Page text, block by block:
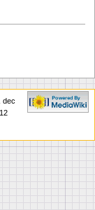
dec